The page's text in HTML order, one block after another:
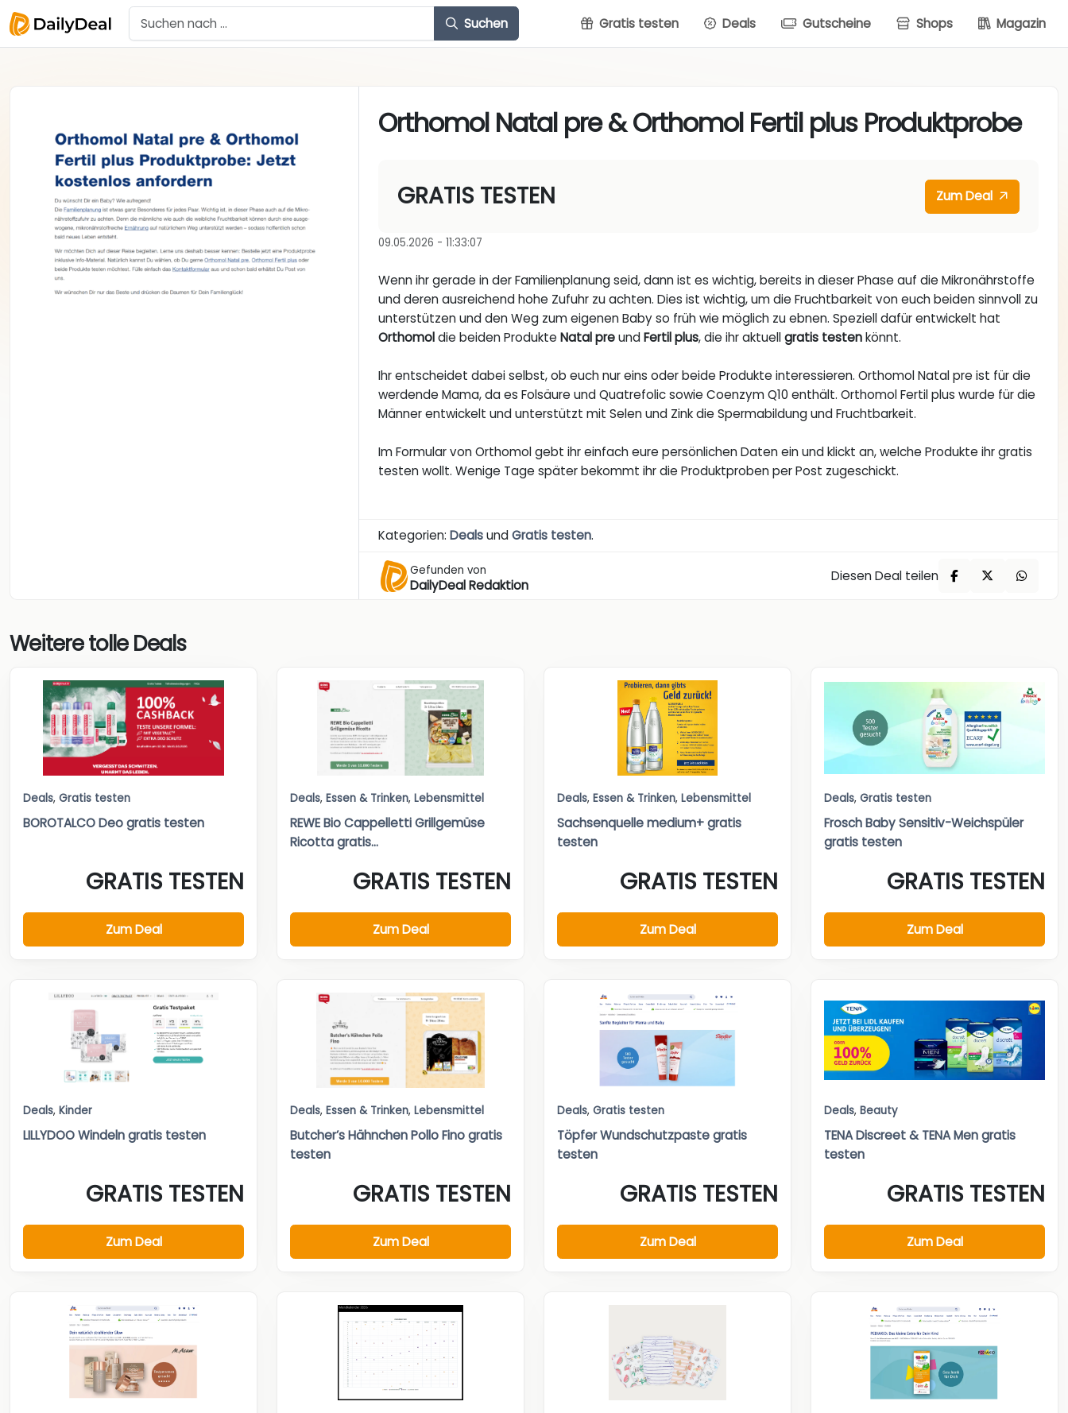
Suchen Gratis testen Deals Gutscheine Shops Magazin
Orthomol Natal pre & Orthomol Fertil plus Produktprobe
GRATIS TESTEN Zum Deal
09.05.2026 - 11:33:07
Wenn ihr gerade in der Familienplanung seid, dann ist es wichtig, bereits in dieser Phase auf die Mikronährstoffe
und deren ausreichend hohe Zufuhr zu achten. Dies ist wichtig, um die Fruchtbarkeit von euch beiden sinnvoll zu
unterstützen und den Weg zum eigenen Baby so früh wie möglich zu ebnen. Speziell dafür entwickelt hat
Orthomoldie beiden ProdukteNatal preundFertil plus, die ihr aktuellgratis testenkönnt.
Ihr entscheidet dabei selbst, ob euch nur eins oder beide Produkte interessieren. Orthomol Natal pre ist für die
werdende Mama, da es Folsäure und Quatrefolic sowie Coenzym Q10 enthält. Orthomol Fertil plus wurde für die
Männer entwickelt und unterstützt mit Selen und Zink die Spermabildung und Fruchtbarkeit.
Im Formular von Orthomol gebt ihr einfach eure persönlichen Daten ein und klickt an, welche Produkte ihr gratis
testen wollt. Wenige Tage später bekommt ihr die Produktproben per Post zugeschickt.
Kategorien:DealsundGratis testen.
Gefunden von
DailyDeal Redaktion
Diesen Deal teilen
Weitere tolle Deals
Deals, Gratis testen
BOROTALCO Deo gratis testen
GRATIS TESTEN
Zum Deal
Deals, Essen & Trinken, Lebensmittel
REWE Bio Cappelletti Grillgemüse
Ricotta gratis...
GRATIS TESTEN
Zum Deal
Deals, Essen & Trinken, Lebensmittel
Sachsenquelle medium+ gratis
testen
GRATIS TESTEN
Zum Deal
Deals, Gratis testen
Frosch Baby Sensitiv-Weichspüler
gratis testen
GRATIS TESTEN
Zum Deal
Deals, Kinder
LILLYDOO Windeln gratis testen
GRATIS TESTEN
Zum Deal
Deals, Essen & Trinken, Lebensmittel
Butcher’s Hähnchen Pollo Fino gratis
testen
GRATIS TESTEN
Zum Deal
Deals, Gratis testen
Töpfer Wundschutzpaste gratis
testen
GRATIS TESTEN
Zum Deal
Deals, Beauty
TENA Discreet & TENA Men gratis
testen
GRATIS TESTEN
Zum Deal